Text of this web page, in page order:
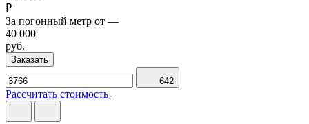
₽
За погонный метр от —
40 000
руб.
Заказать
642
Рассчитать стоимость